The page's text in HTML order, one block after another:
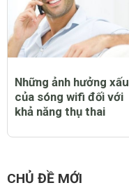
Những ảnh hưởng xấu
của sóng wifi đối với
khả năng thụ thai
CHỦ ĐỀ MỚI